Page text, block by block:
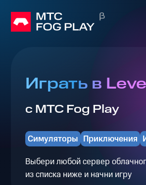
Играть в
с МТС Fog Play
Симуляторы Приключения
Выбери любой сервер
из списка ниже и начни игру